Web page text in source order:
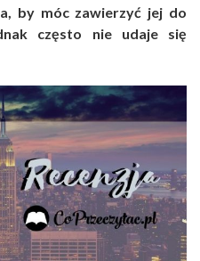
by móc zawierzyć jej do
często nie udaje się